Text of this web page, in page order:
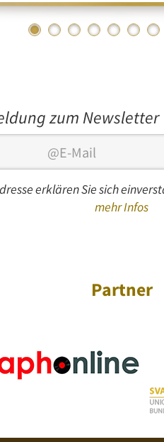
zum Newsletter
erklären Sie sich
mehr Infos
Partner